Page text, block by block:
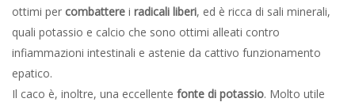
ottimi per combattere i radicali liberi, ed è ricca di sali minerali,
quali potassio e calcio che sono ottimi alleati contro
infiammazioni intestinali e astenie da cattivo funzionamento
epatico.
Il caco è, inoltre, una eccellente fonte di potassio. Molto utile